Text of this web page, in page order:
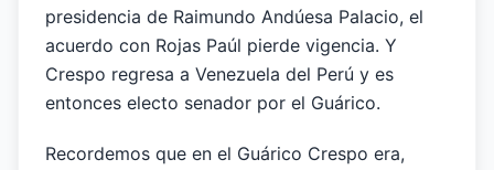
presidencia de Raimundo Andúesa Palacio, el
acuerdo con Rojas Paúl pierde vigencia. Y
Crespo regresa a Venezuela del Perú y es
entonces electo senador por el Guárico.
Recordemos que en el Guárico Crespo era,